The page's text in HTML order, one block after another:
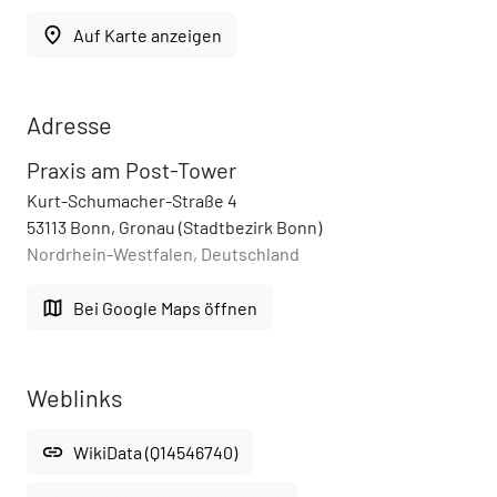
place Auf Karte anzeigen
Adresse
Praxis am Post-Tower
Kurt-Schumacher-Straße 4
53113 Bonn, Gronau (Stadtbezirk Bonn)
Nordrhein-Westfalen, Deutschland
map Bei Google Maps öffnen
Weblinks
link WikiData (Q14546740)